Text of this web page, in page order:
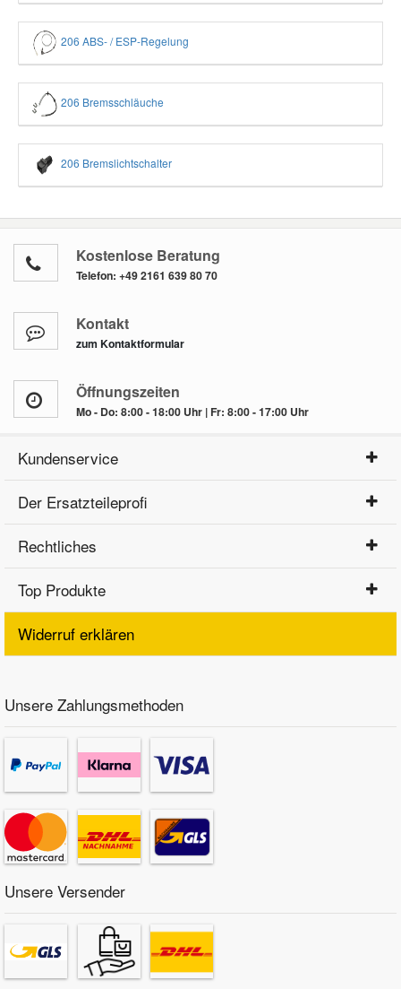
206 ABS- / ESP-Regelung
206 Bremsschläuche
206 Bremslichtschalter
Kostenlose Beratung
Telefon: +49 2161 639 80 70
Kontakt
zum Kontaktformular
Öffnungszeiten
Mo - Do: 8:00 - 18:00 Uhr | Fr: 8:00 - 17:00 Uhr
Kundenservice
Der Ersatzteileprofi
Rechtliches
Top Produkte
Widerruf erklären
Unsere Zahlungsmethoden
Unsere Versender